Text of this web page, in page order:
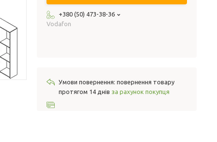
+380 (50) 473-38-36
Vodafon
повернення товару
протягом 14 днів за рахунок покупця